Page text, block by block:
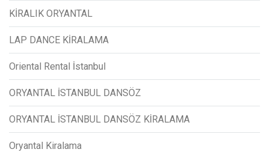
KİRALIK ORYANTAL
LAP DANCE KİRALAMA
Oriental Rental İstanbul
ORYANTAL İSTANBUL DANSÖZ
ORYANTAL İSTANBUL DANSÖZ KİRALAMA
Oryantal Kiralama